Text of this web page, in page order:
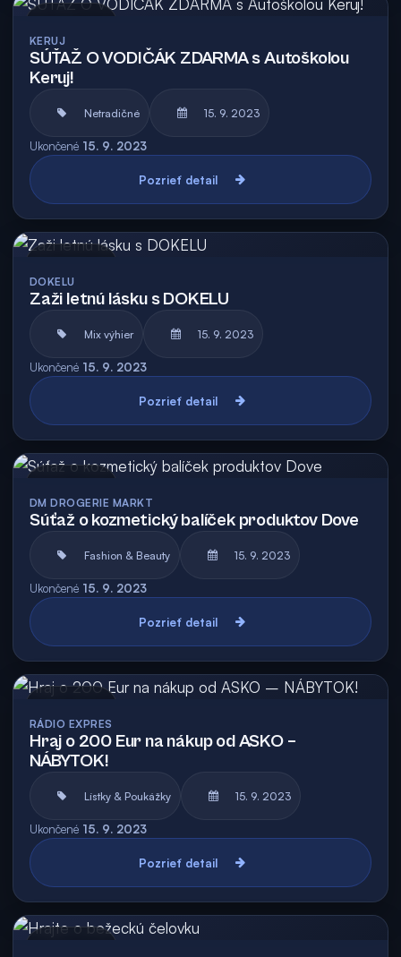
KERUJ
SÚŤAŽ O VODIČÁK ZDARMA s Autoškolou
Keruj!
Netradičné 15. 9. 2023
Ukončené 15. 9. 2023
Pozrieť detail
DOKELU
Zaži letnú lásku s DOKELU
Mix výhier 15. 9. 2023
Ukončené 15. 9. 2023
Pozrieť detail
DM DROGERIE MARKT
Súťaž o kozmetický balíček produktov Dove
Fashion & Beauty 15. 9. 2023
Ukončené 15. 9. 2023
Pozrieť detail
RÁDIO EXPRES
Hraj o 200 Eur na nákup od ASKO –
NÁBYTOK!
Lístky & Poukážky 15. 9. 2023
Ukončené 15. 9. 2023
Pozrieť detail